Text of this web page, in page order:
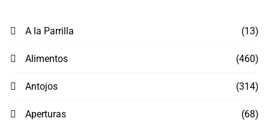
A la Parrilla (13)
Alimentos (460)
Antojos (314)
Aperturas (68)